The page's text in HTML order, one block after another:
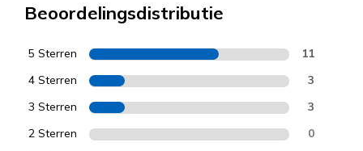
Beoordelingsdistributie
5 Sterren 11
4 Sterren 3
3 Sterren 3
2 Sterren 0